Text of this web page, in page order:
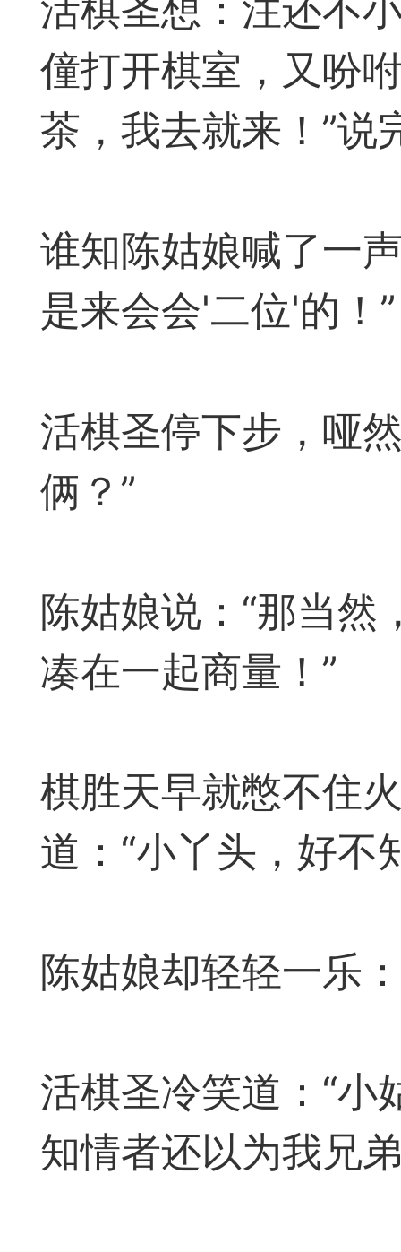
道APP的基本用法
在天天象棋下棋时
链接
弈易道用法视频讲
方象棋微信群的方
打谱平台的问题，也
时回复。2，强烈提
切记！3，扫二维码
（泓弈象棋）4
。5，弈易道苹果
密码的方法：如最后
录和QQ登录的用户
密码时重置密码，非
广州市
35
必须看懂并学会
懒，你也必须看懂本文
体验秒步速杀（秒走棋
活棋圣想：注还不
僮打开棋室，又吩
茶，我去就来！”说
谁知陈姑娘喊了一
是来会会'二位'的！”
活棋圣停下步，哑
俩？”
陈姑娘说：“那当然
凑在一起商量！”
棋胜天早就憋不住
道：“小丫头，好不
陈姑娘却轻轻一乐
活棋圣冷笑道：“小
知情者还以为我兄